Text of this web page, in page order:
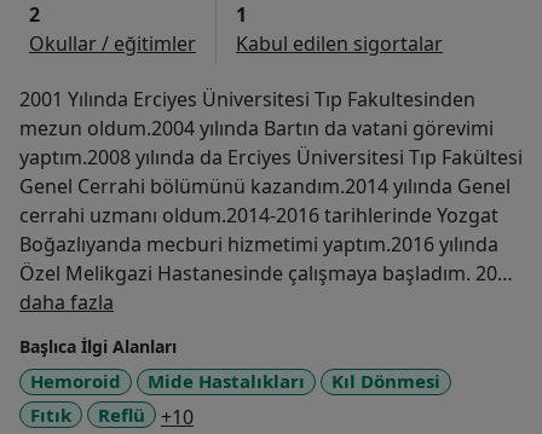
2
Okullar / eğitimler
1
Kabul edilen sigortalar
2001 Yılında Erciyes Üniversitesi Tıp Fakultesinden
mezun oldum.2004 yılında Bartın da vatani görevimi
yaptım.2008 yılında da Erciyes Üniversitesi Tıp Fakültesi
Genel Cerrahi bölümünü kazandım.2014 yılında Genel
cerrahi uzmanı oldum.2014-2016 tarihlerinde Yozgat
Boğazlıyanda mecburi hizmetimi yaptım.2016 yılında
Özel Melikgazi Hastanesinde çalışmaya başladım. 2019
yılında Kayseri Şehir Hastanesinde çalışmaya
başladım.2021 yılında Eğitim görevlisi olarak
Başasistan kadrosuna atandım.Şuan Kayseri Şehir
Hastanesinde Genel Cerrahi Eğitim Görevlisi olarak
devam ediyorum.
daha fazla
Başlıca İlgi Alanları
Hemoroid Mide Hastalıkları
Kıl Dönmesi
Fıtık
Reflü +10a11y_sr_more_diseases